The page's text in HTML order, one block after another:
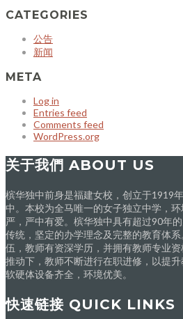
CATEGORIES
公告
新闻
META
Log in
Entries feed
Comments feed
WordPress.org
关于我們 ABOUT US
槟华独中前身是福建女校，创立于1919
中。本校为全马唯一的女子独立中学，
严，严中有爱。槟华独中具有超过90年
传统，坚定的办学理念及完整的教育体
伍，教师有资深学历，并拥有教师专业
推动下，教师不断进行在职进修，以提
软硬体设备齐全，环境优美。
快速链接 QUICK LINKS